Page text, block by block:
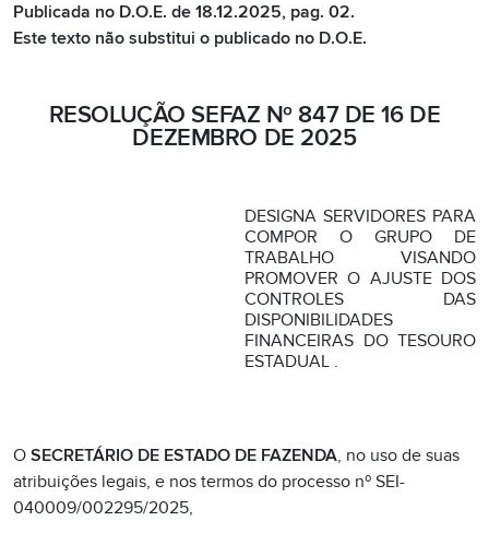
Publicada no D.O.E. de 18.12.2025, pag. 02.
Este texto não substitui o publicado no D.O.E.
RESOLUÇÃO SEFAZ Nº 847 DE 16 DE
DEZEMBRO DE 2025
DESIGNA SERVIDORES PARA
COMPOR O GRUPO DE
TRABALHO VISANDO
PROMOVER O AJUSTE DOS
CONTROLES DAS
DISPONIBILIDADES
FINANCEIRAS DO TESOURO
ESTADUAL .
O SECRETÁRIO DE ESTADO DE FAZENDA, no uso de suas
atribuições legais, e nos termos do processo nº SEI-
040009/002295/2025,